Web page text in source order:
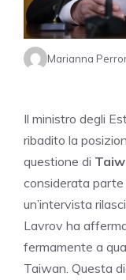
Marianna
Il ministro degli
ribadito la
questione di
considerata
un’intervista
Lavrov ha
fermamente a
Taiwan. Questa